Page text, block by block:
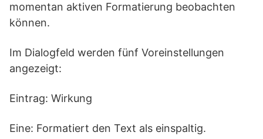
momentan aktiven Formatierung beobachten
können.
Im Dialogfeld werden fünf Voreinstellungen
angezeigt:
Eintrag: Wirkung
Eine: Formatiert den Text als einspaltig.